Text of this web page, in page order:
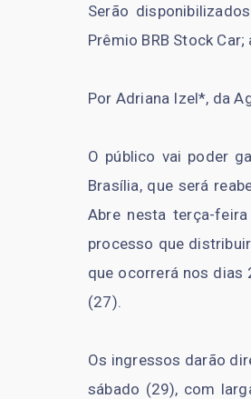
Serão
Prêmio BRB Stock
Por Adriana Izel*, da
O público vai poder
Brasília, que será
Abre nesta terça-
processo que
que ocorrerá nos dias
(27).
Os ingressos darão
sábado (29), com